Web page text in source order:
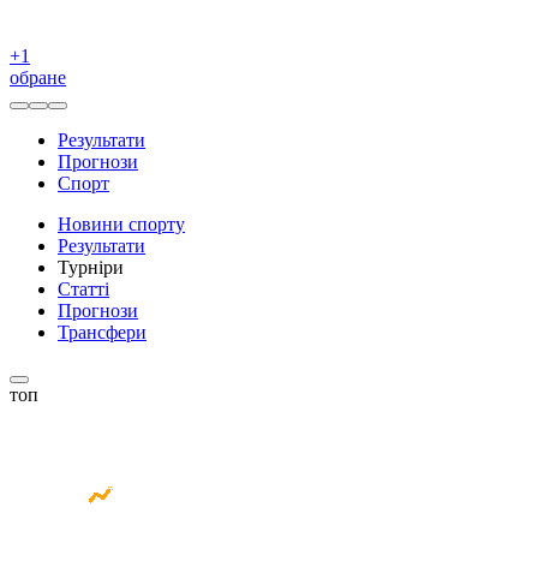
+1
обране
Результати
Прогнози
Спорт
Новини спорту
Результати
Турніри
Статті
Прогнози
Трансфери
топ